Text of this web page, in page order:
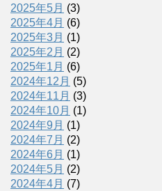
2025年5月 (3)
2025年4月 (6)
2025年3月 (1)
2025年2月 (2)
2025年1月 (6)
2024年12月 (5)
2024年11月 (3)
2024年10月 (1)
2024年9月 (1)
2024年7月 (2)
2024年6月 (1)
2024年5月 (2)
2024年4月 (7)